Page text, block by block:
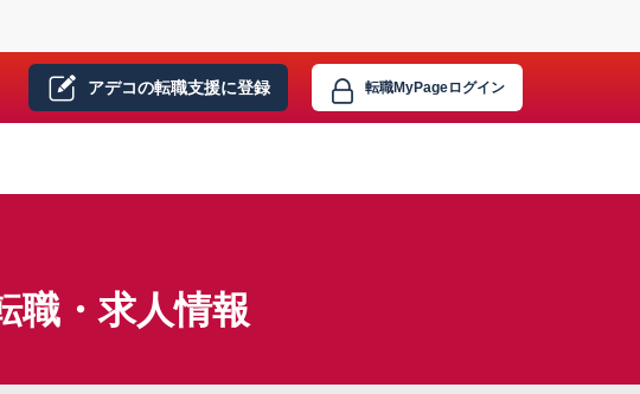
アデコの転職支援に登録 転職MyPageログイン
職・求人情報